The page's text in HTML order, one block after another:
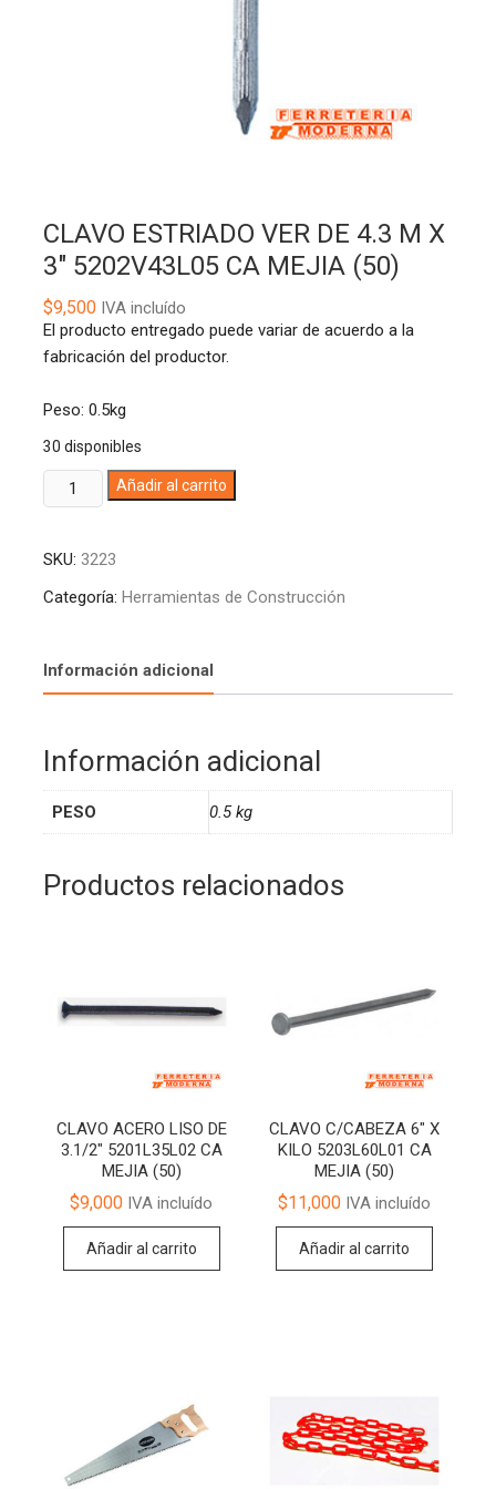
CLAVO ESTRIADO VER DE 4.3 M X
3″ 5202V43L05 CA MEJIA (50)
$9,500IVA incluído
El producto entregado puede variar de acuerdo a la
fabricación del productor.
Peso: 0.5kg
30 disponibles
CLAVO
ESTRIADO
DE
4.3
3"
5202V43L05
MEJIA
(50)
Añadir al carrito
i
e
:
SKU: 3223
Categoría: Herramientas de Construcción
Información adicional
Información adicional
PESO 0.5 kg
Productos relacionados
CLAVO ACERO LISO DE
3.1/2″ 5201L35L02 CA
MEJIA (50)
$9,000 IVA incluído
Añadir al carrito
CLAVO C/CABEZA 6″ X
KILO 5203L60L01 CA
MEJIA (50)
$11,000 IVA incluído
Añadir al carrito